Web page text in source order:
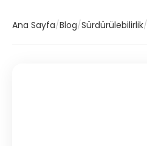
Ana Sayfa/Blog/Sürdürülebilirlik/